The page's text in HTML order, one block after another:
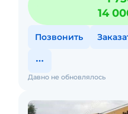
14
Позвонить
Давно не обновлялось